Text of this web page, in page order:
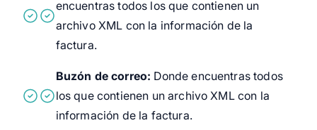
encuentras todos los que contienen un
archivo XML con la información de la
factura.
Buzón de correo: Donde encuentras todos
los que contienen un archivo XML con la
información de la factura.